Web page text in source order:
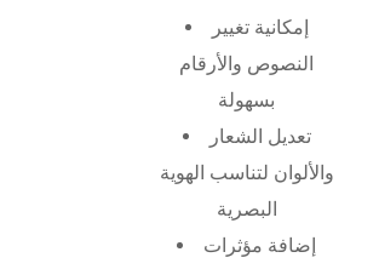
إمكانية تغيير
النصوص والأرقام
بسهولة
تعديل الشعار
والألوان لتناسب الهوية
البصرية
إضافة مؤثرات